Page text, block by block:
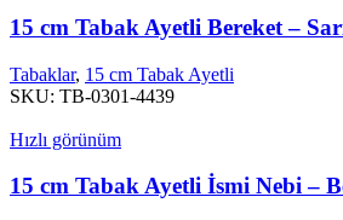
15 cm Tabak Ayetli Bereket –
Tabaklar, 15 cm Tabak Ayetli
SKU: TB-0301-4439
Hızlı görünüm
15 cm Tabak Ayetli İsmi Nebi –